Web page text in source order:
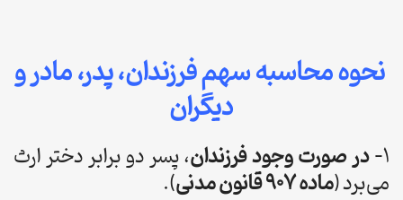
نحوه محاسبه سهم فرزندان، پدر، مادر و
دیگران
1- در صورت وجود فرزندان، پسر دو برابر دختر ارث
می‌برد (ماده ۹۰۷ قانون مدنی
).